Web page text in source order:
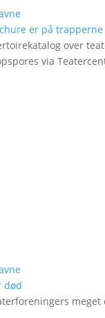
er på trapperne
over
via
død